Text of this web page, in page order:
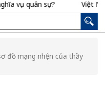
quân sự? Việt Nam
đồ mạng nhện của thầy